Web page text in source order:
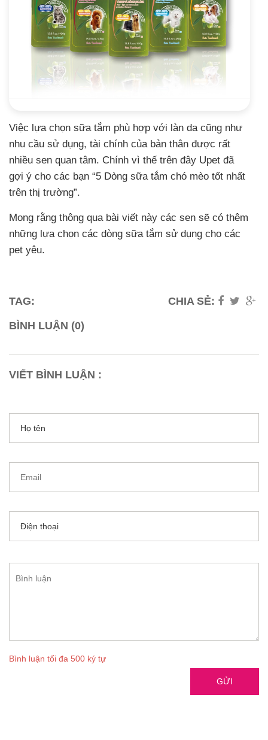
Việc lựa chọn sữa tắm phù hợp với làn da cũng như
nhu cầu sử dụng, tài chính của bản thân được rất
nhiều sen quan tâm. Chính vì thế trên đây Upet đã
gợi ý cho các bạn “5 Dòng sữa tắm chó mèo tốt nhất
trên thị trường”.
Mong rằng thông qua bài viết này các sen sẽ có thêm
những lựa chọn các dòng sữa tắm sử dụng cho các
pet yêu.
TAG: CHIA SẺ:
BÌNH LUẬN (0)
VIẾT BÌNH LUẬN :
Bình luận tối đa 500 ký tự
GỬI